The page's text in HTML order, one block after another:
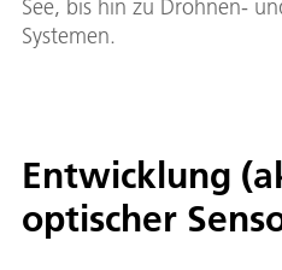
See, bis hin zu Drohnen-
Systemen.
Entwicklung
optischer